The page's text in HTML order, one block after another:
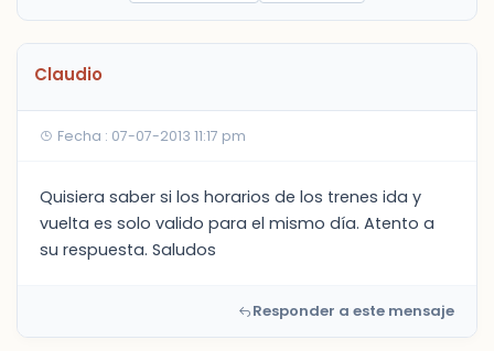
Claudio
Fecha : 07-07-2013 11:17 pm
Quisiera saber si los horarios de los trenes ida y
vuelta es solo valido para el mismo día. Atento a
su respuesta. Saludos
Responder a este mensaje